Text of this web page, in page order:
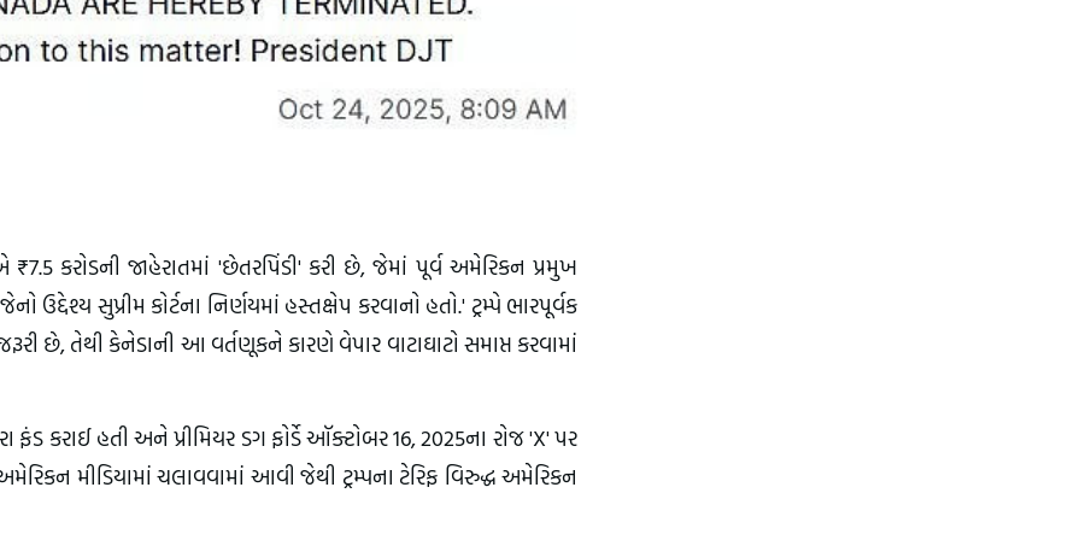
₹7.5 કરોડની જાહેરાતમાં 'છેતરપિંડી' કરી છે, જેમાં પૂર્વ અમેરિકન પ્રમુખ
ઉદ્દેશ્ય સુપ્રીમ કોર્ટના નિર્ણયમાં હસ્તક્ષેપ કરવાનો હતો.' ટ્રમ્પે ભારપૂર્વક
છે, તેથી કેનેડાની આ વર્તણૂકને કારણે વેપાર વાટાઘાટો સમાપ્ત કરવામાં
ફંડ કરાઈ હતી અને પ્રીમિયર ડગ ફોર્ડે ઑક્ટોબર 16, 2025ના રોજ 'X' પર
મીડિયામાં ચલાવવામાં આવી જેથી ટ્રમ્પના ટેરિફ વિરુદ્ધ અમેરિકન